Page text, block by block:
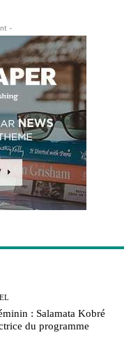
-
: Salamata Kobré
du programme